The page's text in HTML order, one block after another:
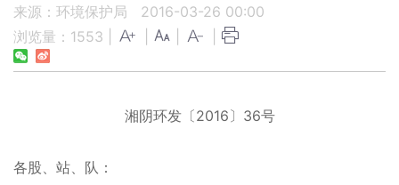
来源：环境保护局
2016-03-26 00:00
浏览量： 1553
湘阴环发〔 2016 〕 36号
各股、站、队：